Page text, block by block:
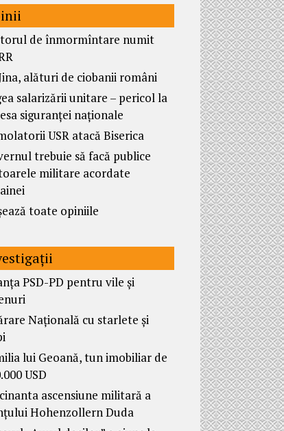
de înmormîntare numit
alături de ciobanii români
salarizării unitare – pericol la
siguranței naționale
USR atacă Biserica
trebuie să facă publice
militare acordate
toate opiniile
PSD-PD pentru vile și
Națională cu starlete și
lui Geoană, tun imobiliar de
USD
ascensiune militară a
Hohenzollern Duda